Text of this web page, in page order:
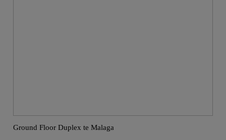
Ground Floor Duplex te Malaga